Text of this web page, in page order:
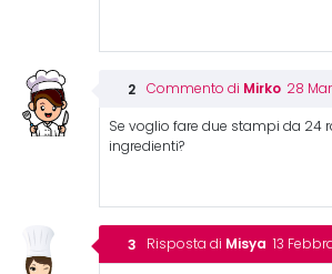
Commento di Mirko 28
Se voglio fare due stampi da 24
ingredienti?
Risposta di Misya 13